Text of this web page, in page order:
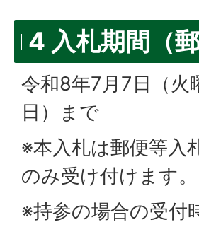
4 入札期間（
令和8年7月7日（火
日）まで
※本入札は郵便等入
のみ受け付けます。
※持参の場合の受付